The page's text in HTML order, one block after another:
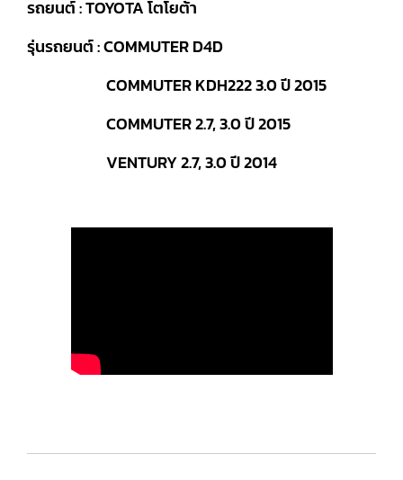
รถยนต์ : TOYOTA โตโยต้า
รุ่นรถยนต์ : COMMUTER D4D
COMMUTER KDH222 3.0 ปี 2015
COMMUTER 2.7, 3.0 ปี 2015
VENTURY 2.7, 3.0 ปี 2014